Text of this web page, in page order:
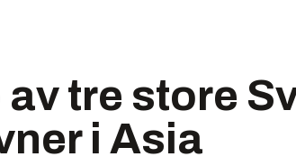
tre store
i Asia